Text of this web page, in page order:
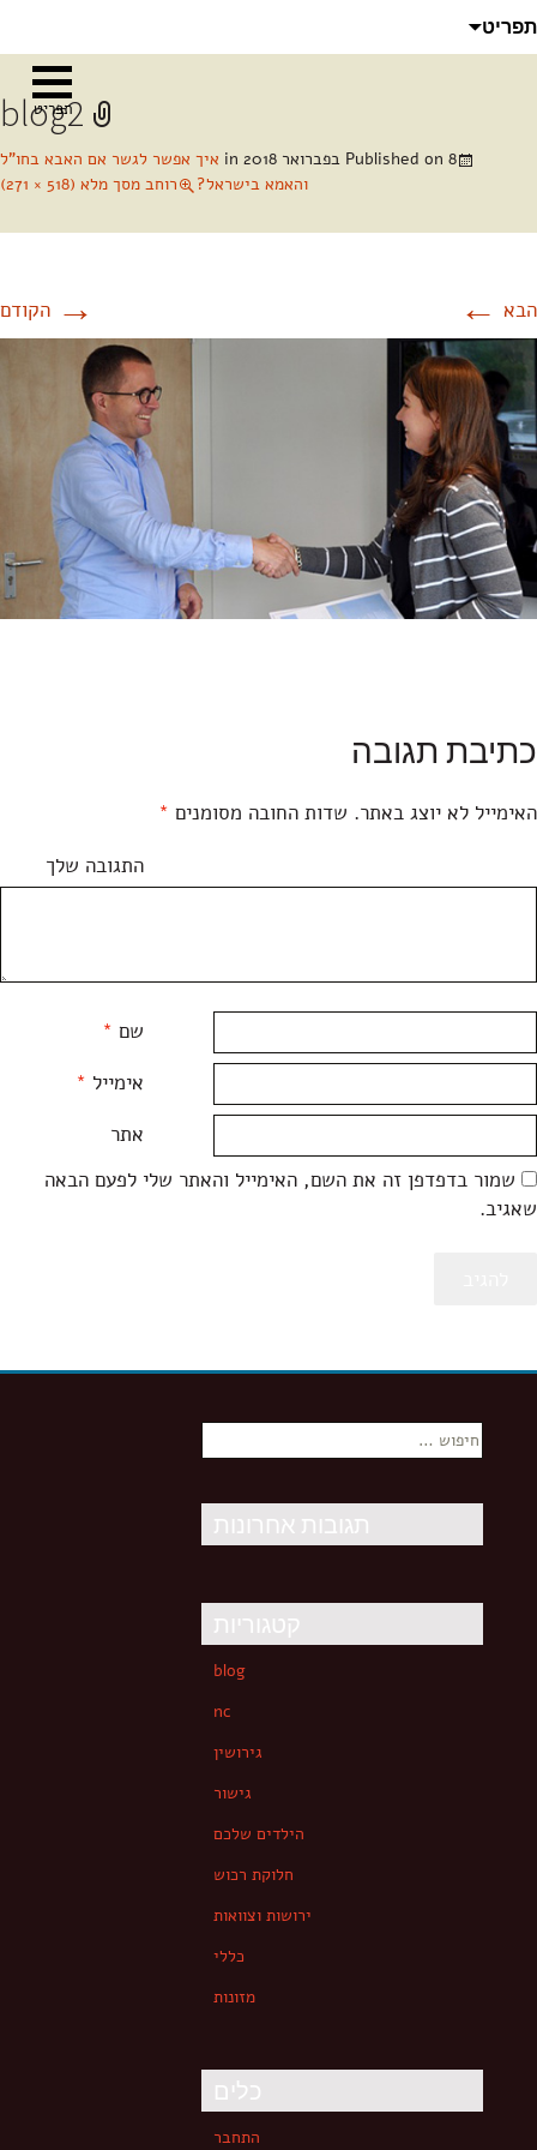
תפריט
blog2
Published on 8 בפברואר 2018
איך אפשר לגשר אם האבא בחו"ל
והאמא בישראל?
רוחב מסך מלא (518 × 271)
→ הקודם הבא ←
כתיבת תגובה
האימייל לא יוצג באתר. שדות החובה מסומנים *
התגובה שלך
שם *
אימייל *
אתר
שמור בדפדפן זה את השם, האימייל והאתר שלי לפעם הבאה
שאגיב.
חיפוש:
תגובות אחרונות
קטגוריות
blog
nc
גירושין
גישור
הילדים שלכם
חלוקת רכוש
ירושות וצוואות
כללי
מזונות
כלים
התחבר
תפריט